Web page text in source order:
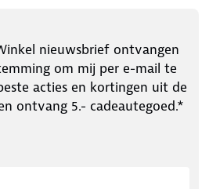
nieuwsbrief ontvangen
om mij per e-mail te
acties en kortingen uit de
ontvang 5.- cadeautegoed.*